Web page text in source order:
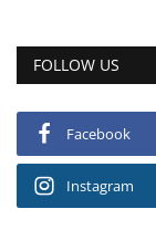
FOLLOW US
Facebook
Instagram